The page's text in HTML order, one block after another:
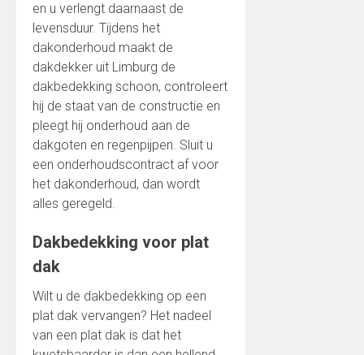
en u verlengt daarnaast de
levensduur. Tijdens het
dakonderhoud maakt de
dakdekker uit Limburg de
dakbedekking schoon, controleert
hij de staat van de constructie en
pleegt hij onderhoud aan de
dakgoten en regenpijpen. Sluit u
een onderhoudscontract af voor
het dakonderhoud, dan wordt
alles geregeld.
Dakbedekking voor plat
dak
Wilt u de dakbedekking op een
plat dak vervangen? Het nadeel
van een plat dak is dat het